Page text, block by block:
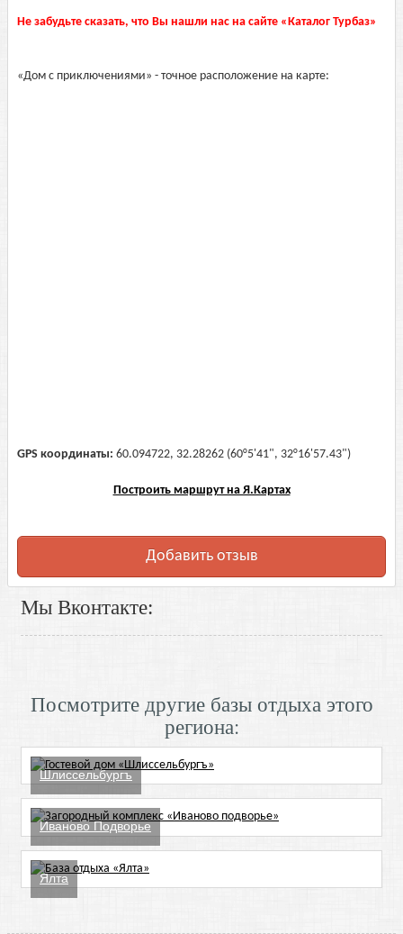
Не забудьте сказать, что Вы нашли нас на сайте «Каталог Турбаз»
«Дом с приключениями» - точное расположение на карте:
GPS координаты: 60.094722, 32.28262 (60°5'41", 32°16'57.43")
Построить маршрут на Я.Картах
Добавить отзыв
Мы Вконтакте:
Посмотрите другие базы отдыха этого
региона:
Шлиссельбургъ
Иваново Подворье
Ялта